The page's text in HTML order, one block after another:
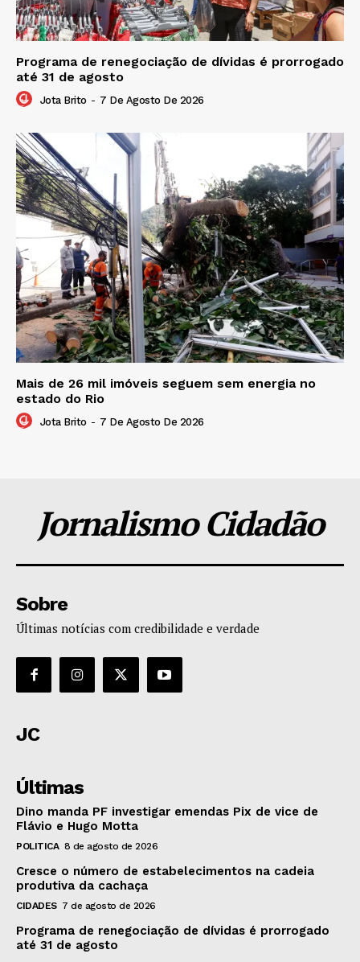
Programa de renegociação de dívidas é prorrogado
até 31 de agosto
Jota Brito - 7 De Agosto De 2026
Mais de 26 mil imóveis seguem sem energia no
estado do Rio
Jota Brito - 7 De Agosto De 2026
Jornalismo Cidadão
Sobre
Últimas notícias com credibilidade e verdade
JC
Últimas
Dino manda PF investigar emendas Pix de vice de
Flávio e Hugo Motta
POLITICA 8 de agosto de 2026
Cresce o número de estabelecimentos na cadeia
produtiva da cachaça
CIDADES 7 de agosto de 2026
Programa de renegociação de dívidas é prorrogado
até 31 de agosto